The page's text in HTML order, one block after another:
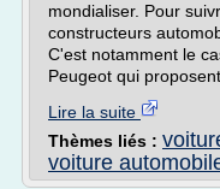
mondialiser. Pour
constructeurs
C'est notamment le
Peugeot qui
Lire la suite
Thèmes liés :
voiture